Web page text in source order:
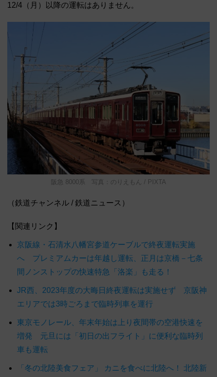
12/4（月）以降の運転はありません。
阪急 8000系 写真：のりえもん / PIXTA
（鉄道チャンネル / 鉄道ニュース）
【関連リンク】
京阪線・石清水八幡宮参道ケーブルで終夜運転実施
へ プレミアムカーは年越し運転、正月は京橋－七条
間ノンストップの快速特急「洛楽」も走る！
JR西、2023年度の大晦日終夜運転は実施せず 京阪神
エリアでは3時ごろまで臨時列車を運行
東京モノレール、年末年始は上り夜間帯の空港快速を
増発 元旦には「初日の出フライト」に便利な臨時列
車も運転
「冬の北陸美食フェア」 カニを食べに北陸へ！ 北陸新